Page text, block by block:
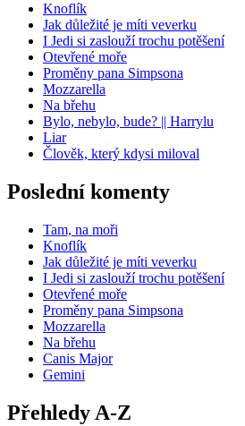
Knoflík
Jak důležité je míti veverku
I Jedi si zaslouží trochu potěšení
Otevřené moře
Proměny pana Simpsona
Mozzarella
Na břehu
Bylo, nebylo, bude? || Harrylu
Liar
Člověk, který kdysi miloval
Poslední komenty
Tam, na moři
Knoflík
Jak důležité je míti veverku
I Jedi si zaslouží trochu potěšení
Otevřené moře
Proměny pana Simpsona
Mozzarella
Na břehu
Canis Major
Gemini
Přehledy A-Z